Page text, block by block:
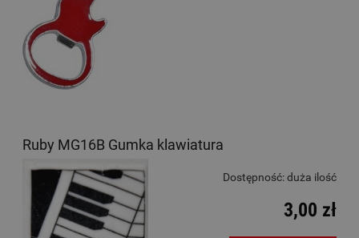
Ruby MG16B Gumka klawiatura
Dostępność:duża ilość
3,00 zł